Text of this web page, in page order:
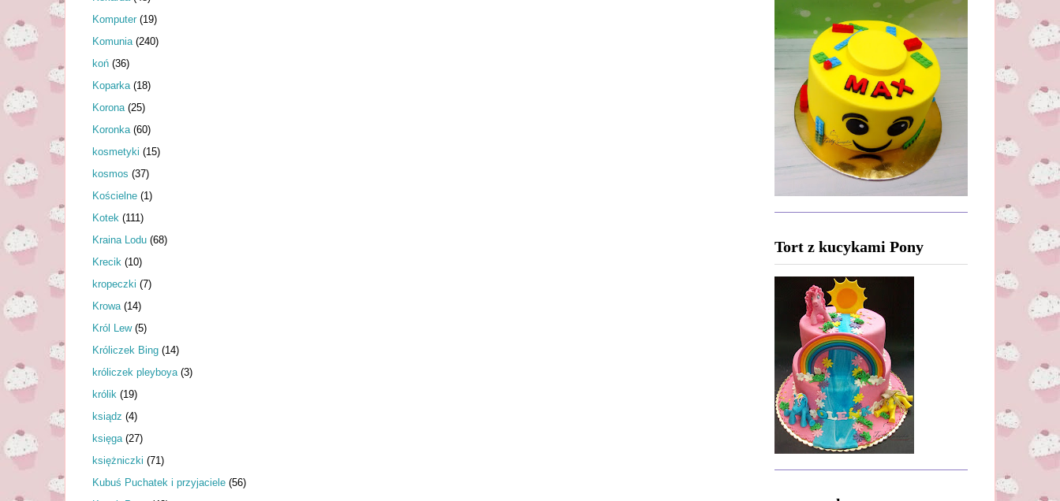
Komputer (19)
Komunia (240)
koń (36)
Koparka (18)
Korona (25)
Koronka (60)
kosmetyki (15)
kosmos (37)
Kościelne (1)
Kotek (111)
Kraina Lodu (68)
Krecik (10)
kropeczki (7)
Krowa (14)
Król Lew (5)
Króliczek Bing (14)
króliczek pleyboya (3)
królik (19)
ksiądz (4)
księga (27)
księżniczki (71)
Kubuś Puchatek i przyjaciele (56)
Tort z kucykami Pony